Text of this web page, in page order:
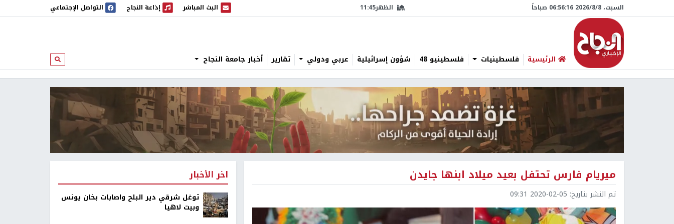
السبت، 8/‏8/‏2026 06:56:17 صباحاً الظهر11:45 البث المباشر
البث المباشر إذاعة النجاح
إذاعة النجاح التواصل الإجتماعي
الرئيسية فلسطينيات فلسطينيو 48 شؤون إسرائيلية عربي ودولي تقارير أخبار جامعة النجاح ابحث
ميريام فارس تحتفل بعيد ميلاد ابنها جايدن
تم النشر بتاريخ: 2020-02-05 09:31
اخر الأخبار
توغل شرقي دير البلح واصابات بخان يونس
وبيت لاهيا